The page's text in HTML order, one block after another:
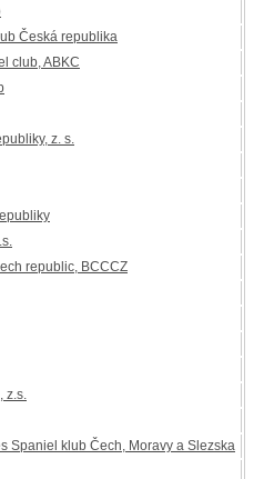
Česká republika
club, ABKC
z. s.
republic, BCCCZ
z.s.
Spaniel klub Čech, Moravy a Slezska